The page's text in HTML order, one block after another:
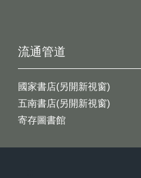
流通管道
國家書店(另開新視窗)
五南書店(另開新視窗)
寄存圖書館